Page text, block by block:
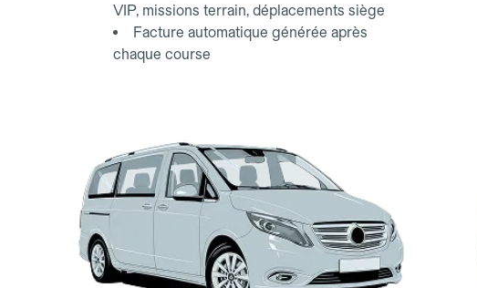
VIP, missions terrain, déplacements siège
Facture automatique générée après
chaque course